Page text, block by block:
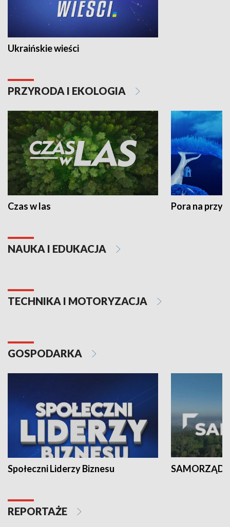
Ukraińskie wieści
PRZYRODA I EKOLOGIA
Czas w las Pora na
NAUKA I EDUKACJA
TECHNIKA I MOTORYZACJA
GOSPODARKA
Społeczni Liderzy Biznesu SAMORZĄD
REPORTAŻE